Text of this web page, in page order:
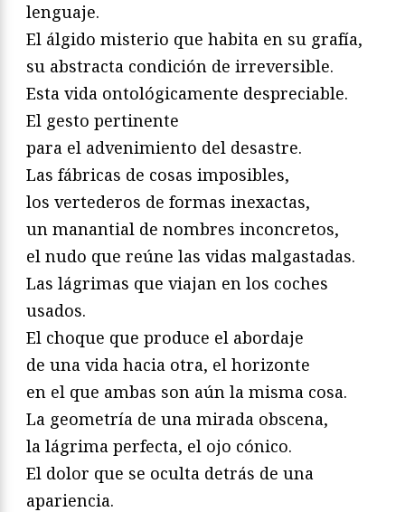
lenguaje.
El álgido misterio que habita en su grafía,
su abstracta condición de irreversible.
Esta vida ontológicamente despreciable.
El gesto pertinente
para el advenimiento del desastre.
Las fábricas de cosas imposibles,
los vertederos de formas inexactas,
un manantial de nombres inconcretos,
el nudo que reúne las vidas malgastadas.
Las lágrimas que viajan en los coches
usados.
El choque que produce el abordaje
de una vida hacia otra, el horizonte
en el que ambas son aún la misma cosa.
La geometría de una mirada obscena,
la lágrima perfecta, el ojo cónico.
El dolor que se oculta detrás de una
apariencia.